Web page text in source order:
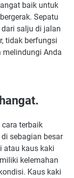
baik untuk
Sepatu
salju di jalan
tidak berfungsi
melindungi Anda
terbaik
sebagian besar
atau kaus kaki
kelemahan
Kaus kaki